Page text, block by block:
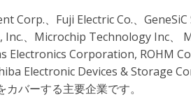
Corp.、Fuji Electric Co.、
、Microchip Technology Inc、
Electronics Corporation, ROHM
Electronic Devices & Storage
バーする主要企業です。